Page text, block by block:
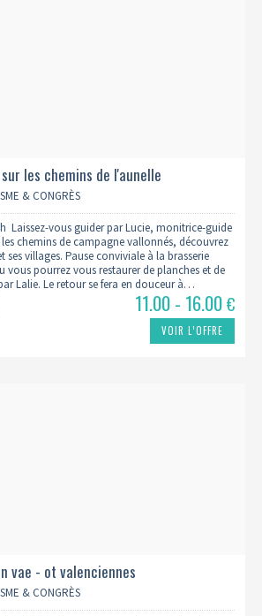
les chemins de l'aunelle
& CONGRÈS
Laissez-vous guider par Lucie, monitrice-guide
chemins de campagne vallonnés, découvrez
ses villages. Pause conviviale à la brasserie
vous pourrez vous restaurer de planches et de
Lalie. Le retour se fera en douceur à…
11.00 - 16.00€
VOIR L’OFFRE
vae - ot valenciennes
& CONGRÈS